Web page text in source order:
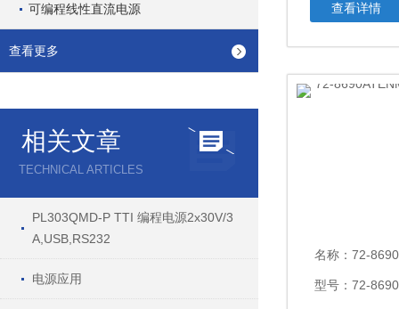
可编程线性直流电源
查看更多
相关文章
TECHNICAL ARTICLES
PL303QMD-P TTI 编程电源2x30V/3
A,USB,RS232
电源应用
查看详情
名称： 72-
型号：72-